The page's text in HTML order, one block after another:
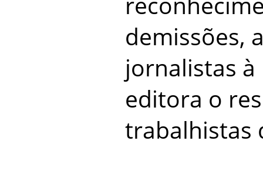
demissões,
jornalistas
editora o
trabalhistas